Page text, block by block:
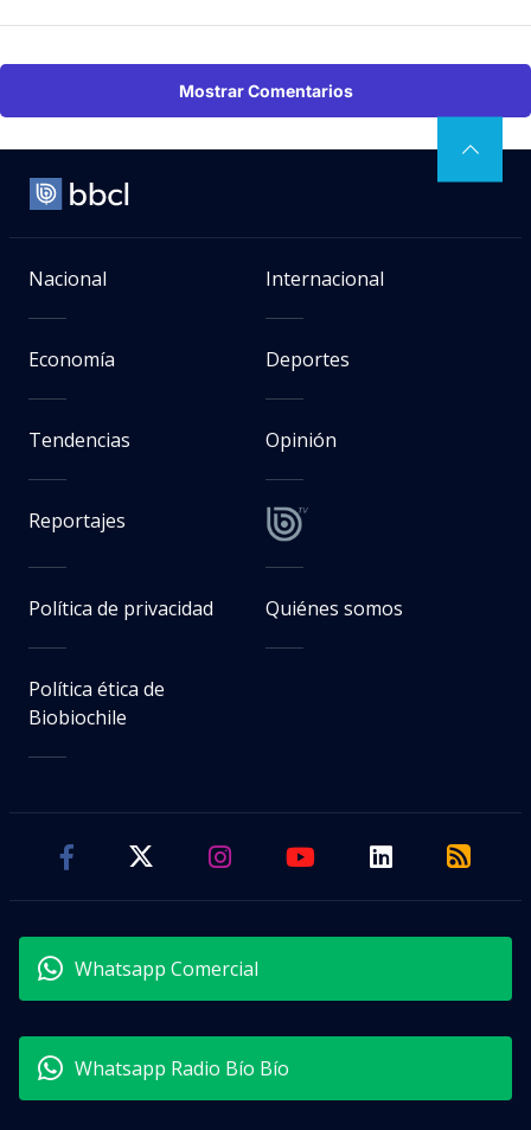
Mostrar Comentarios
Nacional Internacional
Economía Deportes
Tendencias Opinión
Reportajes
Política de privacidad Quiénes somos
Política ética de
Biobiochile
Whatsapp Comercial
Whatsapp Radio Bío Bío